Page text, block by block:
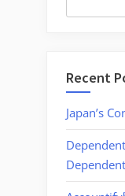
Recent
Japan’s